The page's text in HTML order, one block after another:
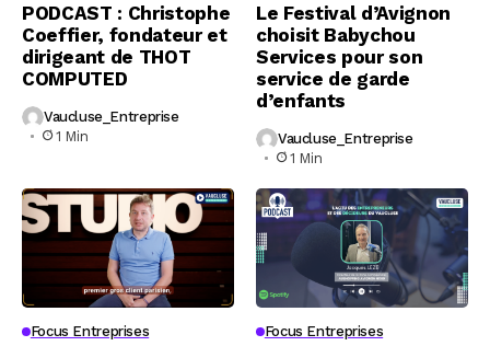
PODCAST : Christophe
Coeffier, fondateur et
dirigeant de THOT
COMPUTED
Vaucluse_Entreprise
1 Min
Le Festival d’Avignon
choisit Babychou
Services pour son
service de garde
d’enfants
Vaucluse_Entreprise
1 Min
Focus Entreprises Focus Entreprises